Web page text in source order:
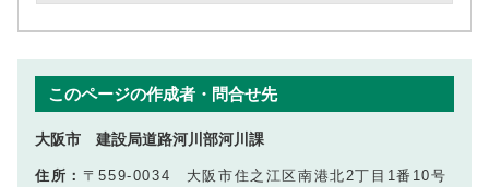
このページの作成者・問合せ先
大阪市 建設局道路河川部河川課
住所： 〒559-0034 大阪市住之江区南港北2丁目1番10号